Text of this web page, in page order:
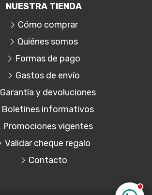
NUESTRA TIENDA
Cómo comprar
Quiénes somos
Formas de pago
Gastos de envío
Garantía y devoluciones
Boletines informativos
Promociones vigentes
Validar cheque regalo
Contacto